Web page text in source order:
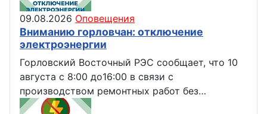
09.08.2026 Оповещения
Вниманию горловчан: отключение
электроэнергии
Горловский Восточный РЭС сообщает, что 10
августа с 8:00 до16:00 в связи с
производством ремонтных работ без…